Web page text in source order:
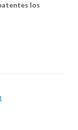
los